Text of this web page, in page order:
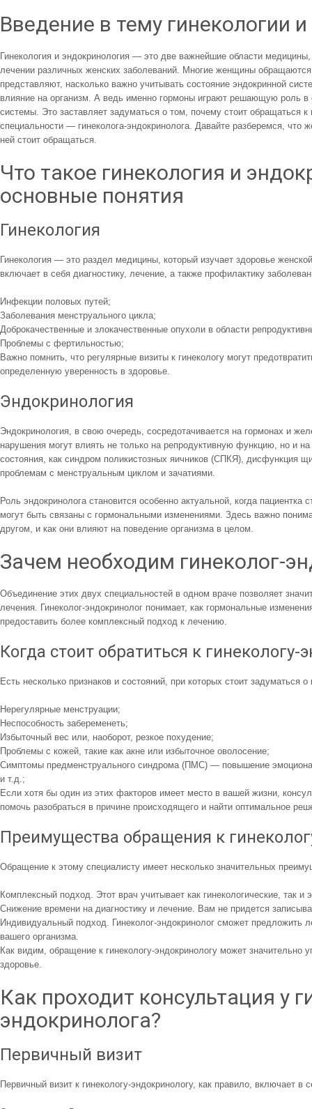
Введение в тему гинекологии
Гинекология и эндокринология — это две важнейшие области
лечении различных женских заболеваний. Многие женщины
представляют, насколько важно учитывать состояние эндокринной
влияние на организм. А ведь именно гормоны играют решающую роль в
системы. Это заставляет задуматься о том, почему стоит обращаться к
специальности — гинеколога-эндокринолога. Давайте разберемся, что
ней стоит обращаться.
Что такое гинекология и
основные понятия
Гинекология
Гинекология — это раздел медицины, который изучает здоровье
включает в себя диагностику, лечение, а также профилактику
Инфекции половых путей;
Заболевания менструального цикла;
Доброкачественные и злокачественные опухоли в области
Проблемы с фертильностью;
Важно помнить, что регулярные визиты к гинекологу могут
определенную уверенность в здоровье.
Эндокринология
Эндокринология, в свою очередь, сосредотачивается на гормонах и
нарушения могут влиять не только на репродуктивную функцию, но и
состояния, как синдром поликистозных яичников (СПКЯ), дисфункция
проблемам с менструальным циклом и зачатиями.
Роль эндокринолога становится особенно актуальной, когда
могут быть связаны с гормональными изменениями. Здесь важно
другом, и как они влияют на поведение организма в целом.
Зачем необходим гинеколог-
Объединение этих двух специальностей в одном враче позволяет
лечения. Гинеколог-эндокринолог понимает, как гормональные
предоставить более комплексный подход к лечению.
Когда стоит обратиться к гинекологу-
Есть несколько признаков и состояний, при которых стоит задуматься
Нерегулярные менструации;
Неспособность забеременеть;
Избыточный вес или, наоборот, резкое похудение;
Проблемы с кожей, такие как акне или избыточное оволосение;
Симптомы предменструального синдрома (ПМС) — повышение
и т.д.;
Если хотя бы один из этих факторов имеет место в вашей жизни,
помочь разобраться в причине происходящего и найти оптимальное
Преимущества обращения к
Обращение к этому специалисту имеет несколько значительных
Комплексный подход. Этот врач учитывает как гинекологические, так и
Снижение времени на диагностику и лечение. Вам не придется
Индивидуальный подход. Гинеколог-эндокринолог сможет предложить
вашего организма.
Как видим, обращение к гинекологу-эндокринологу может значительно
здоровье.
Как проходит консультация у
эндокринолога?
Первичный визит
Первичный визит к гинекологу-эндокринологу, как правило, включает в